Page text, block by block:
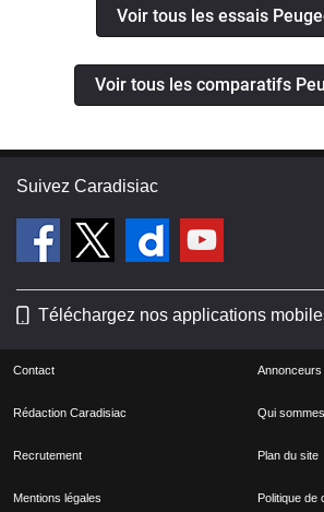
Voir tous les essais
Voir tous les comparatifs
Suivez Caradisiac
Téléchargez nos applications
Contact Annonceurs
Rédaction Caradisiac Qui
Recrutement Plan du site
Mentions légales Politique de